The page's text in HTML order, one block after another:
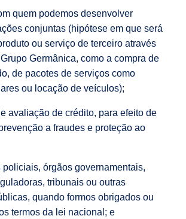
quem podemos desenvolver
conjuntas (hipótese em que será
ou serviço de terceiro através
Germânica, como a compra de
de pacotes de serviços como
ou locação de veículos);
avaliação de crédito, para efeito de
a fraudes e proteção ao
policiais, órgãos governamentais,
tribunais ou outras
quando formos obrigados ou
termos da lei nacional; e